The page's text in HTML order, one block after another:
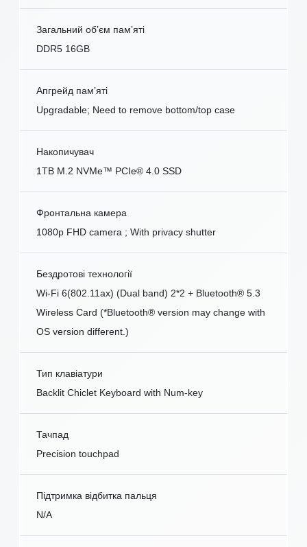
Загальний об’єм пам’яті
DDR5 16GB
Апгрейд пам’яті
Upgradable; Need to remove bottom/top case
Накопичувач
1TB M.2 NVMe™ PCIe® 4.0 SSD
Фронтальна камера
1080p FHD camera ; With privacy shutter
Бездротові технології
Wi-Fi 6(802.11ax) (Dual band) 2*2 + Bluetooth® 5.3
Wireless Card (*Bluetooth® version may change with
OS version different.)
Тип клавіатури
Backlit Chiclet Keyboard with Num-key
Тачпад
Precision touchpad
Підтримка відбитка пальця
N/A